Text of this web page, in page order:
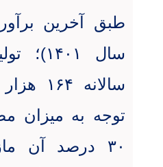
طبق آخرین
سال
توجه به میزان
۳۰ درصد آن